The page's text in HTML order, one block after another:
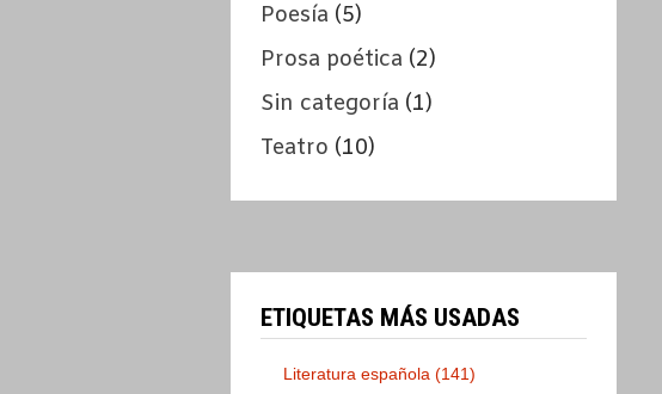
Poesía (5)
Prosa poética (2)
Sin categoría (1)
Teatro (10)
ETIQUETAS MÁS USADAS
Literatura española (141)